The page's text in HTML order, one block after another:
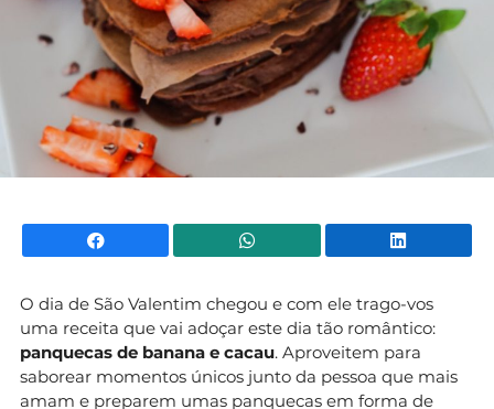
Facebook WhatsApp
O dia de São Valentim chegou e com ele trago-vos
uma receita que vai adoçar este dia tão romântico:
panquecas de banana e cacau. Aproveitem para
saborear momentos únicos junto da pessoa que mais
amam e preparem umas panquecas em forma de